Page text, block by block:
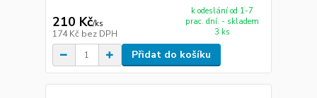
210 Kč/ks
174 Kč bez DPH
k odeslání od 1-7
prac. dní. - skladem
3 ks
Přidat do košíku